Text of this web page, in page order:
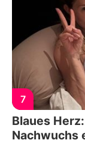
7
Blaues
Nachwuchs